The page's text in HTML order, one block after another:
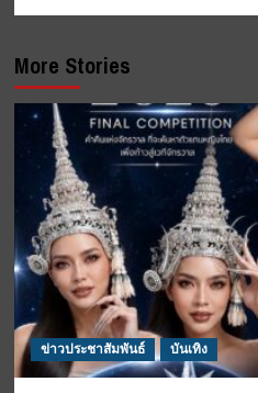
More Stories
ข่าวประชาสัมพันธ์ บันเทิง